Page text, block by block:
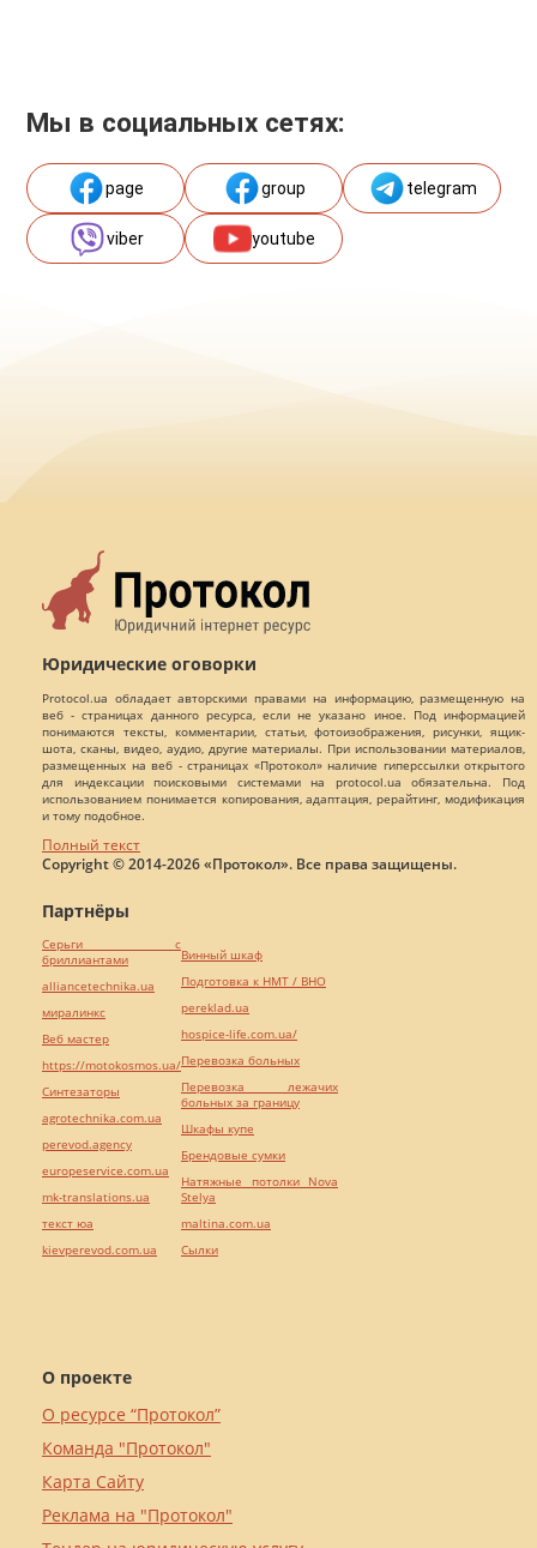
Мы в социальных сетях:
page group telegram
viber youtube
Юридические оговорки
Protocol.ua обладает авторскими правами на информацию, размещенную на
веб - страницах данного ресурса, если не указано иное. Под информацией
понимаются тексты, комментарии, статьи, фотоизображения, рисунки, ящик-
шота, сканы, видео, аудио, другие материалы. При использовании материалов,
размещенных на веб - страницах «Протокол» наличие гиперссылки открытого
для индексации поисковыми системами на protocol.ua обязательна. Под
использованием понимается копирования, адаптация, рерайтинг, модификация
и тому подобное.
Полный текст
Copyright © 2014-2026 «Протокол». Все права защищены.
О проекте
О ресурсе “Протокол”
Команда "Протокол"
Карта Сайту
Реклама на "Протокол"
Партнёры
Серьги с
бриллиантами
alliancetechnika.ua
миралинкс
Веб мастер
https://motokosmos.ua/
Синтезаторы
agrotechnika.com.ua
perevod.agency
europeservice.com.ua
mk-translations.ua
текст юа
kievperevod.com.ua
Винный шкаф
Подготовка к НМТ / ВНО
pereklad.ua
hospice-life.com.ua/
Перевозка больных
Перевозка лежачих
больных за границу
Шкафы купе
Брендовые сумки
Натяжные потолки Nova
Stelya
maltina.com.ua
Cылки